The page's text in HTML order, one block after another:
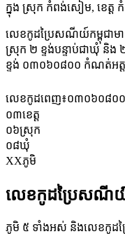
ក្នុង ស្រុក កំពង់សៀម, ខេត្ត
លេខកូដប្រៃសណីយ៍កម្ពុជាមាន
ស្រុក ២ ខ្ទង់បន្ទាប់ជាឃុំ និង
ខ្ទង់ ០៣០៦០៨០០ កំណត់អត្
លេខកូដពេញ៖០៣០៦០៨០០
០៣ខេត្ត
០៦ស្រុក
០៨ឃុំ
XXភូមិ
លេខកូដប្រៃសណីយ៍
ភូមិ ៥ ទាំងអស់ និងលេខកូដ